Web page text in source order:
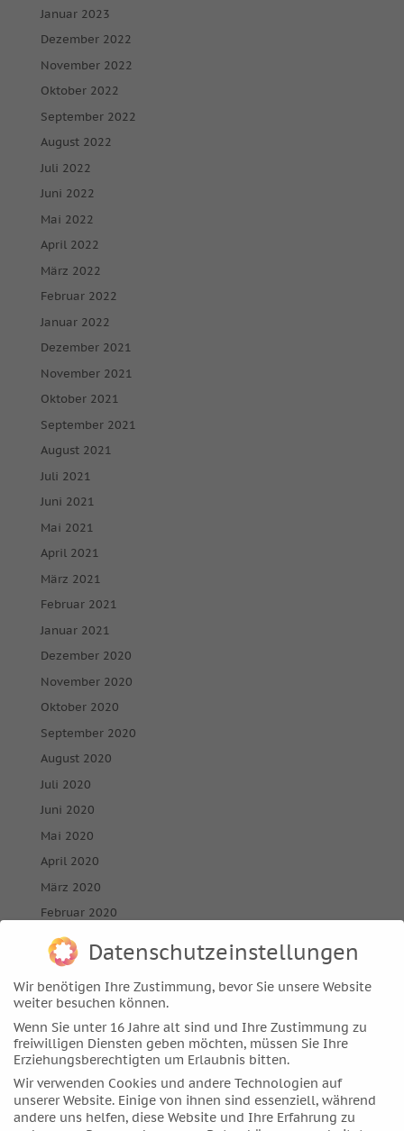
Januar 2023
Dezember 2022
November 2022
Oktober 2022
September 2022
August 2022
Juli 2022
Juni 2022
Mai 2022
April 2022
März 2022
Februar 2022
Januar 2022
Dezember 2021
November 2021
Oktober 2021
September 2021
August 2021
Juli 2021
Juni 2021
Mai 2021
April 2021
März 2021
Februar 2021
Januar 2021
Dezember 2020
November 2020
Oktober 2020
September 2020
August 2020
Juli 2020
Juni 2020
Mai 2020
April 2020
März 2020
Februar 2020
Januar 2020
Dezember 2019
November 2019
September 2019
August 2019
Juli 2019
Juni 2019
Datenschutzeinstellungen
Wir benötigen Ihre Zustimmung, bevor Sie unsere Website
weiter besuchen können.
Wenn Sie unter 16 Jahre alt sind und Ihre Zustimmung zu
freiwilligen Diensten geben möchten, müssen Sie Ihre
Erziehungsberechtigten um Erlaubnis bitten.
Wir verwenden Cookies und andere Technologien auf
unserer Website. Einige von ihnen sind essenziell, während
andere uns helfen, diese Website und Ihre Erfahrung zu